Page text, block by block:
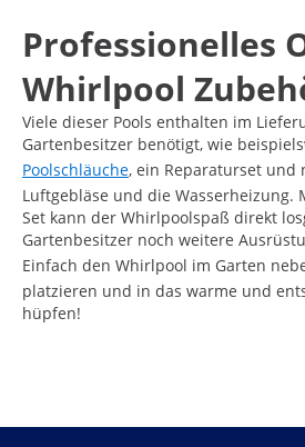
Professionelles
Whirlpool
Viele dieser Pools enthalten im
Gartenbesitzer benötigt, wie
Poolschläuche, ein Reparaturset und
Luftgebläse und die Wasserheizung.
Set kann der Whirlpoolspaß direkt
Gartenbesitzer noch weitere
Einfach den Whirlpool im Garten
platzieren und in das warme und
hüpfen!